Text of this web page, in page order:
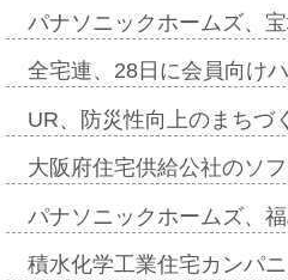
パナソニックホームズ、
全宅連、28日に会員向け
UR、防災性向上のまち
大阪府住宅供給公社のソ
パナソニックホームズ、
積水化学工業住宅カンパ